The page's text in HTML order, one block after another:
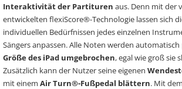
Interaktivität der Partituren aus. Denn mit der
entwickelten flexiScore®-Technologie lassen sich
individuellen Bedürfnissen jedes einzelnen
Sängers anpassen. Alle Noten werden automatisch
Größe des iPad umgebrochen, egal wie groß sie
Zusätzlich kann der Nutzer seine eigenen
mit einem Air Turn®-Fußpedal blättern. Mit